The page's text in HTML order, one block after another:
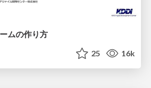
ムの作り方
25 16k